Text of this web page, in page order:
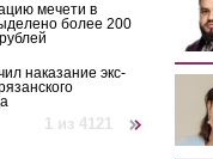
мечети в
более 200
наказание экс-
1 из 4121